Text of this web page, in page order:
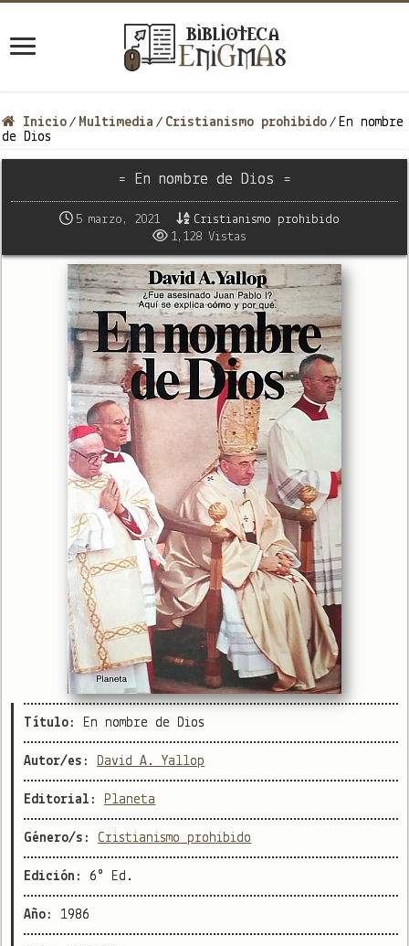
Inicio / Multimedia / Cristianismo prohibido / En nombre
de Dios
= En nombre de Dios =
5 marzo, 2021
Cristianismo prohibido
1,128 Vistas
Título: En nombre de Dios
Autor/es: David A. Yallop
Editorial: Planeta
Género/s: Cristianismo prohibido
Edición: 6° Ed.
Año: 1986